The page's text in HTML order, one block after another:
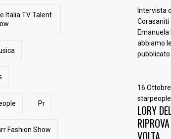
Italia TV Talent
Pr
Fashion Show
Intervista
Corasaniti
abbiamo
pubblicato
16
LORY